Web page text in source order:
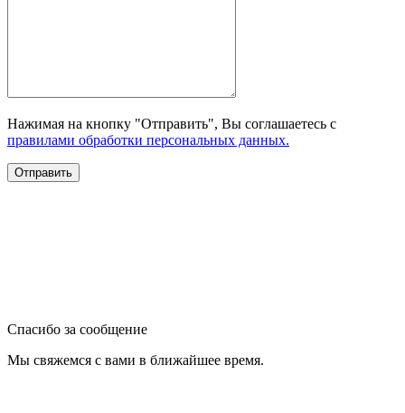
Нажимая на кнопку "Отправить", Вы соглашаетесь с
правилами обработки персональных данных.
Спасибо за сообщение
Мы свяжемся с вами в ближайшее время.